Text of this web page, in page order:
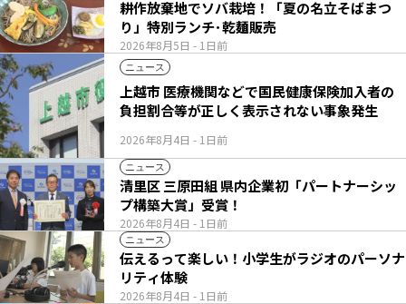
2026年8月5日 - 1日前
耕作放棄地でソバ栽培！「夏の名立そばまつ
り」特別ランチ･乾麺販売
ニュース
2026年8月4日 - 1日前
上越市 医療機関などで国民健康保険加入者の
負担割合等が正しく表示されない事象発生
ニュース
2026年8月4日 - 1日前
清里区 三原田組 県内企業初「パートナーシッ
プ構築大賞」受賞！
ニュース
2026年8月4日 - 1日前
伝えるって楽しい！小学生がラジオのパーソナ
リティ体験